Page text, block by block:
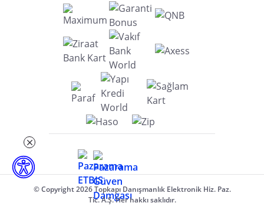
© Copyright 2026 Topkapı Danışmanlık Elektronik Hiz. Paz.
Tic. A.Ş. Her hakkı saklıdır.